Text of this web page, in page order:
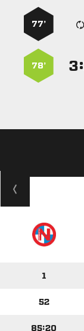
77’
:
78’
1
52
85:20